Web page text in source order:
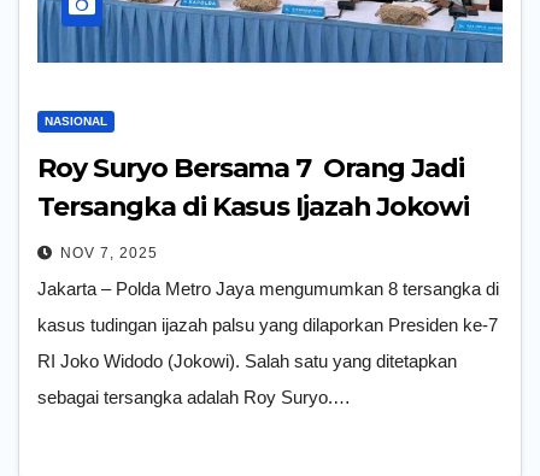
NASIONAL
Roy Suryo Bersama 7 Orang Jadi
Tersangka di Kasus Ijazah Jokowi
NOV 7, 2025
Jakarta – Polda Metro Jaya mengumumkan 8 tersangka di
kasus tudingan ijazah palsu yang dilaporkan Presiden ke-7
RI Joko Widodo (Jokowi). Salah satu yang ditetapkan
sebagai tersangka adalah Roy Suryo.…